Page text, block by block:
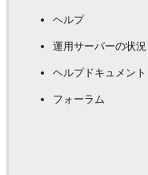
ヘルプ
運用サーバーの状況
ヘルプドキュメント
フォーラム